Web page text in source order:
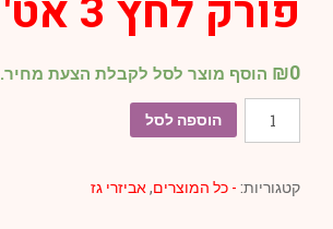
₪0 הוסף מוצר לסל לקבלת הצעת מחיר.
כמות
של
לחץ
הוספה לסל
קטגוריות: - כל המוצרים,אביזרי גז